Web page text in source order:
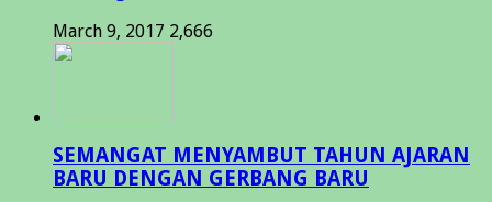
March 9, 2017 2,666
SEMANGAT MENYAMBUT TAHUN AJARAN
BARU DENGAN GERBANG BARU